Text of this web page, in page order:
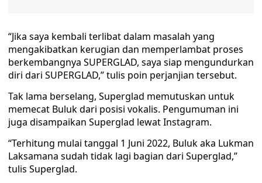
“Jika saya kembali terlibat dalam masalah yang
mengakibatkan kerugian dan memperlambat proses
berkembangnya SUPERGLAD, saya siap mengundurkan
diri dari SUPERGLAD,” tulis poin perjanjian tersebut.
Tak lama berselang, Superglad memutuskan untuk
memecat Buluk dari posisi vokalis. Pengumuman ini
juga disampaikan Superglad lewat Instagram.
“Terhitung mulai tanggal 1 Juni 2022, Buluk aka Lukman
Laksamana sudah tidak lagi bagian dari Superglad,”
tulis Superglad.